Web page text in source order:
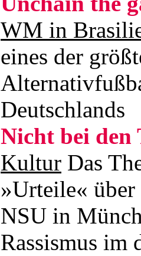
WM in
eines der
Deutschlands
Nicht bei den
Kultur Das
»Urteile«
NSU in
Rassismus im